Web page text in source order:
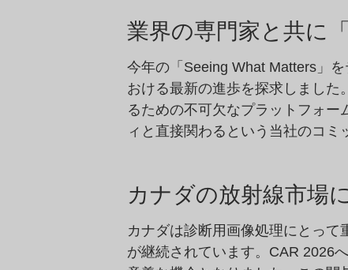
業界の専門家と共に
今年の「Seeing What Matters」
おける最新の進歩を探求しまし
るための不可欠なプラットフォ
ィと直接関わるという当社のコ
カナダの放射線市場
カナダは診断用画像処理にとっ
が継続されています。CAR 2026